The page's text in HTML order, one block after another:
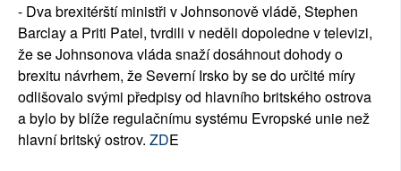
- Dva brexitérští ministři v Johnsonově vládě, Stephen
Barclay a Priti Patel, tvrdili v neděli dopoledne v televizi,
že se Johnsonova vláda snaží dosáhnout dohody o
brexitu návrhem, že Severní Irsko by se do určité míry
odlišovalo svými předpisy od hlavního britského ostrova
a bylo by blíže regulačnímu systému Evropské unie než
hlavní britský ostrov. ZDE